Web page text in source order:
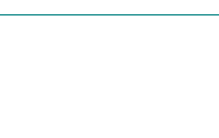
Wintergarden - Scarlet Letter